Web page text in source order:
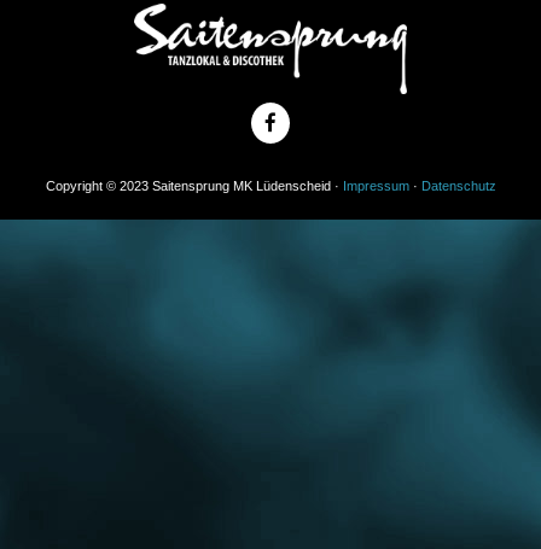
Copyright © 2023 Saitensprung MK Lüdenscheid · Impressum· Datenschutz